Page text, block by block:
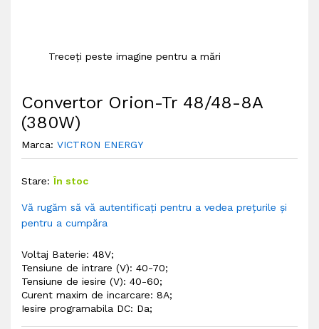
Treceți peste imagine pentru a mări
Convertor Orion-Tr 48/48-8A
(380W)
Marca: VICTRON ENERGY
Stare: În stoc
Vă rugăm să vă autentificați pentru a vedea prețurile și
pentru a cumpăra
Voltaj Baterie: 48V;
Tensiune de intrare (V): 40-70;
Tensiune de iesire (V): 40-60;
Curent maxim de incarcare: 8A;
Iesire programabila DC: Da;